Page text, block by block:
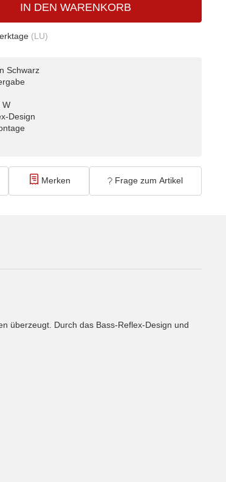
IN DEN WARENKORB
(LU)
Schwarz
W
Design
Merken Frage zum Artikel
überzeugt. Durch das Bass-Reflex-Design und